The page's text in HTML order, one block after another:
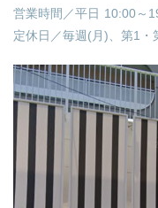
営業時間／平日 10:00～
定休日／毎週(月)、第1・